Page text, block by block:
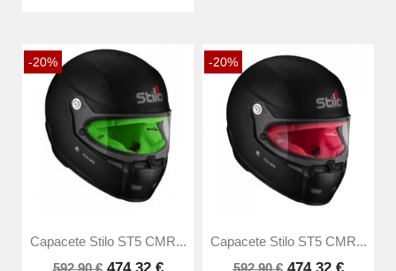
-20%
Capacete Stilo ST5 CMR...
-20%
Capacete Stilo ST5 CMR...